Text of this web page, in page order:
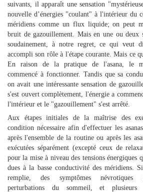
suivants, il apparaît une sensation
nouvelle d’énergies "coulant" à l'intérieur du
méridiens comme un flux liquide; on peut
bruit de gazouillement. Mais en une ou deux
soudainement, à notre regret, ce qui veut
accompli son rôle à l'étape courante. Mais ce
En raison de la pratique de l'asana, le
commencé à fonctionner. Tandis que sa
on avait une intéressante sensation de
s'est ouvert complètement, l'énergie a
l'intérieur et le "gazouillement" s'est arrêté.
Aux étapes initiales de la maîtrise des
condition nécessaire afin d'effectuer les
après l'ensemble de la routine ou après les
exécutées séparément (excepté ceux de
pour la mise à niveau des tensions énergiques
dues à la basse conductivité des méridiens.
remplie, des symptômes névrotiques
perturbations du sommeil, et